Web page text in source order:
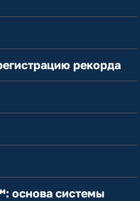
рекорда
основа системы